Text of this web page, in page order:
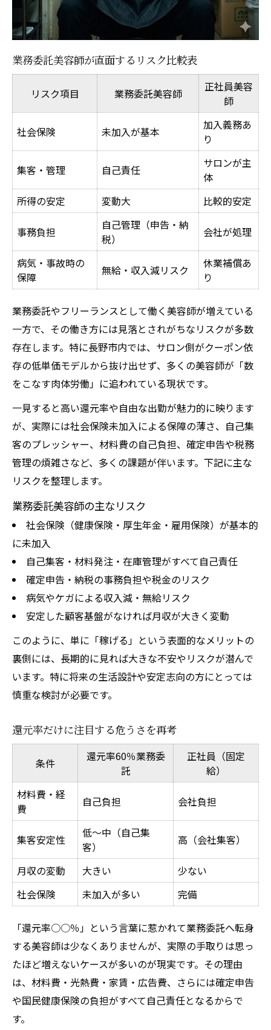
業務委託美容師が直面するリスク比較表
リスク項目 業務委託美容師
正社員美容
師
社会保険 未加入が基本
加入義務あ
り
集客・管理 自己責任
サロンが主
体
所得の安定
変動大 比較的安定
事務負担
自己管理（申告・納
税）
会社が処理
病気・事故時の
保障
無給・収入減リスク
休業補償あ
り
業務委託やフリーランスとして働く美容師が増えている
一方で、その働き方には見落とされがちなリスクが多数
存在します。特に長野市内では、サロン側がクーポン依
存の低単価モデルから抜け出せず、多くの美容師が「数
をこなす肉体労働」に追われている現状です。
一見すると高い還元率や自由な出勤が魅力的に映ります
が、実際には社会保険未加入による保障の薄さ、自己集
客のプレッシャー、材料費の自己負担、確定申告や税務
管理の煩雑さなど、多くの課題が伴います。下記に主な
リスクを整理します。
業務委託美容師の主なリスク
社会保険（健康保険・厚生年金・雇用保険）が基本的
に未加入
自己集客・材料発注・在庫管理がすべて自己責任
確定申告・納税の事務負担や税金のリスク
病気やケガによる収入減・無給リスク
安定した顧客基盤がなければ月収が大きく変動
このように、単に「稼げる」という表面的なメリットの
裏側には、長期的に見れば大きな不安やリスクが潜んで
います。特に将来の生活設計や安定志向の方にとっては
慎重な検討が必要です。
還元率だけに注目する危うさを再考
条件
還元率60％業務委
託
正社員（固定
給）
材料費・経
費
自己負担 会社負担
集客安定性
低〜中（自己集
客）
高（会社集客）
月収の変動 大きい
少ない
社会保険
未加入が多い 完備
「還元率○○％」という言葉に惹かれて業務委託へ転身
する美容師は少なくありませんが、実際の手取りは思っ
たほど増えないケースが多いのが現実です。その理由
は、材料費・光熱費・家賃・広告費、さらには確定申告
や国民健康保険の負担がすべて自己責任となるからで
す。
お問い合わせはこちら
お問い合わせはこちら